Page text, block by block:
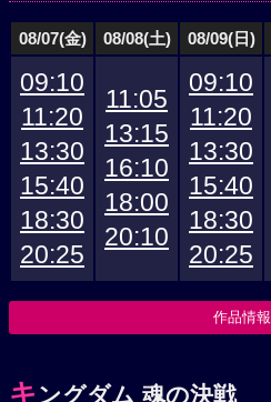
08/07(金) 08/08(土) 08/09(日)
09:10
11:20
13:30
15:40
18:30
20:25
11:05
13:15
16:10
18:00
20:10
09:10
11:20
13:30
15:40
18:30
20:25
作品情報
キ ングダム 魂の決戦